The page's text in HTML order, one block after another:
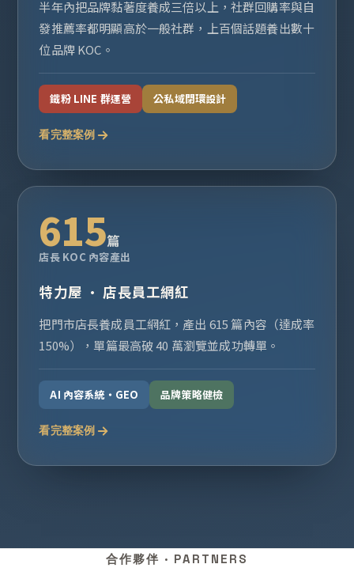
半年內把品牌黏著度養成三倍以上，社群回購率與自
發推薦率都明顯高於一般社群，上百個話題養出數十
位品牌 KOC。
鐵粉 LINE 群運營 公私域閉環設計
看完整案例
615篇
店長 KOC 內容產出
特力屋 · 店長員工網紅
把門市店長養成員工網紅，產出 615 篇內容（達成率
150%），單篇最高破 40 萬瀏覽並成功轉單。
AI 內容系統・GEO 品牌策略健檢
看完整案例
合作夥伴 · PARTNERS